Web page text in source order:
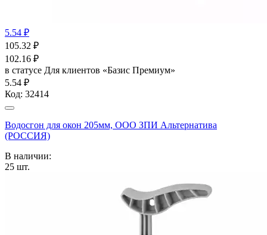
5.54 ₽
105.32 ₽
102.16 ₽
в статусе Для клиентов «Базис Премиум»
5.54 ₽
Код: 32414
Водосгон для окон 205мм, ООО ЗПИ Альтернатива
(РОССИЯ)
В наличии:
25 шт.